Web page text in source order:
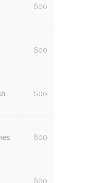
600
600
600
600
600